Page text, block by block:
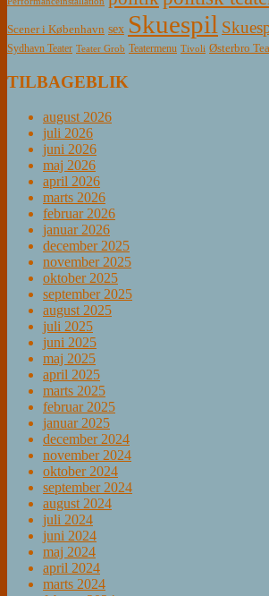
Scener i København sex Skuespil
Sydhavn Teater Teater Grob Teatermenu Tivoli Østerbro
TILBAGEBLIK
august 2026
juli 2026
juni 2026
maj 2026
april 2026
marts 2026
februar 2026
januar 2026
december 2025
november 2025
oktober 2025
september 2025
august 2025
juli 2025
juni 2025
maj 2025
april 2025
marts 2025
februar 2025
januar 2025
december 2024
november 2024
oktober 2024
september 2024
august 2024
juli 2024
juni 2024
maj 2024
april 2024
marts 2024